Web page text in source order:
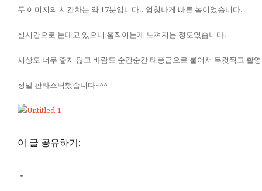
두 이미지의 시간차는 약 17분입니다.. 엄청나게 빠른 놈이었습니다.
실시간으로 눈대고 있으니 움직이는게 느껴지는 정도였습니다.
시상도 너무 좋지 않고 바람도 순간순간 태풍급으로 불어서 두컷찍고 촬
정말 판타스틱했습니다~^^
이 글 공유하기: